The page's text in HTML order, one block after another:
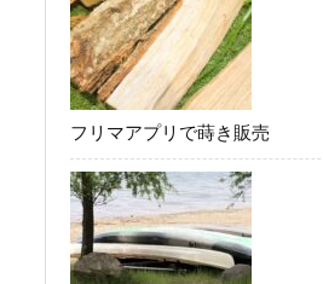
フリマアプリで蒔き販売